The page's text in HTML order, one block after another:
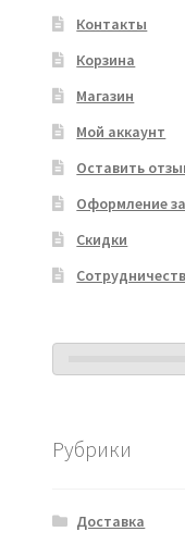
Контакты
Корзина
Магазин
Мой аккаунт
Оставить
Оформление
Скидки
Рубрики
Доставка